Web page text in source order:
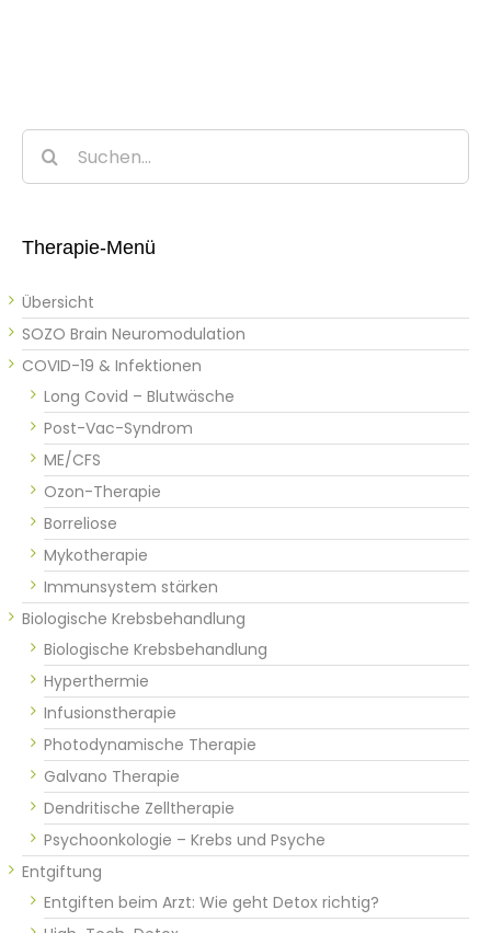
Suche
nach:
Therapie-Menü
Übersicht
SOZO Brain Neuromodulation
COVID-19 & Infektionen
Long Covid – Blutwäsche
Post-Vac-Syndrom
ME/CFS
Ozon-Therapie
Borreliose
Mykotherapie
Immunsystem stärken
Biologische Krebsbehandlung
Biologische Krebsbehandlung
Hyperthermie
Infusionstherapie
Photodynamische Therapie
Galvano Therapie
Dendritische Zelltherapie
Psychoonkologie – Krebs und Psyche
Entgiftung
Entgiften beim Arzt: Wie geht Detox richtig?